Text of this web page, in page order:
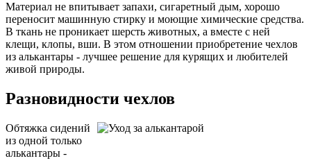
Материал не впитывает запахи, сигаретный дым, хорошо
переносит машинную стирку и моющие химические средства.
В ткань не проникает шерсть животных, а вместе с ней
клещи, клопы, вши. В этом отношении приобретение чехлов
из алькантары - лучшее решение для курящих и любителей
живой природы.
Разновидности чехлов
Обтяжка сидений
из одной только
алькантары -